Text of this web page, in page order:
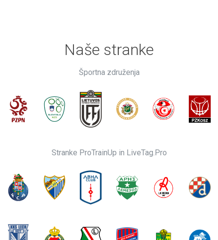
Naše stranke
Športna združenja
Stranke ProTrainUp in LiveTag.Pro